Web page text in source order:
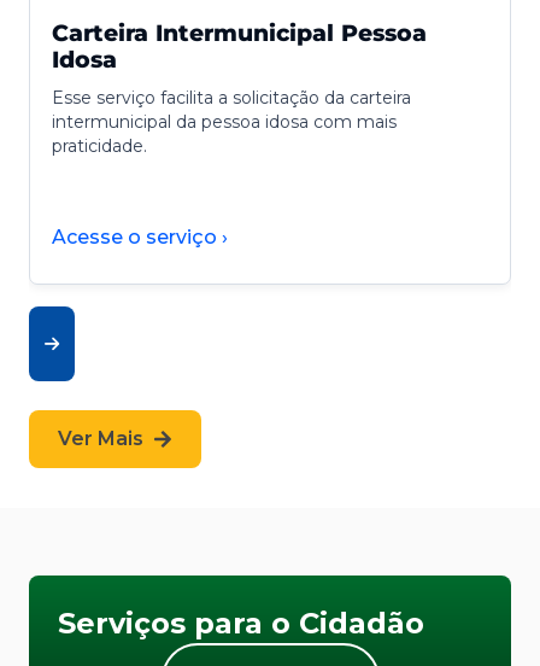
Carteira Intermunicipal Pessoa
Idosa
Esse serviço facilita a solicitação da carteira
intermunicipal da pessoa idosa com mais
praticidade.
Acesse o serviço ›
Ver Mais
Serviços para o Cidadão